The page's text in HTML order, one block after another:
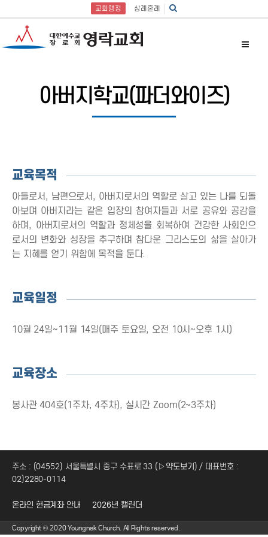
교회행정 상례혼례
아버지학교(파더와이즈)
교육목적
아들로서, 남편으로서, 아버지로서의 역할로 살고 있는 나를 되돌
아보며 아버지라는 같은 입장의 참여자들과 서로 공유와 공감을
하며, 아버지로서의 역할과 정체성을 회복하여 건강한 사회인으
로서의 변화와 성장을 추구하며 참다운 그리스도의 삶을 살아가
는 지혜를 얻기 위함에 목적을 둔다.
교육일정
10월 24일~11월 14일(매주 토요일, 오전 10시~오후 1시)
교육장소
봉사관 404호(1주차, 4주차), 실시간 Zoom(2~3주차)
주소 : (04552) 서울특별시 중구 수표로 33 (▷약도보기 ) / 대표번호 :
02)2280-0114
온라인 헌금계좌 안내 2026년 캘린더
Copyright © 2020 Youngnak Church. All Rights reserved.